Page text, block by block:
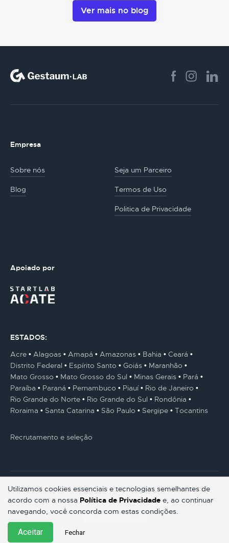
Ver mais no blog
Utilizamos cookies essenciais e tecnologias semelhantes de
acordo com a nossa Política de Privacidade e, ao continuar
navegando, você concorda com estas condições.
Aceitar Fechar
Empresa
Sobre nós Seja um Parceiro
Blog Termos de Uso
Politica de Privacidade
Apoiado por
ESTADOS:
Acre
Alagoas Amapá Amazonas Bahia
Ceará
Distrito Federal
Espírito Santo Goiás
Maranhão
Mato Grosso
Mato Grosso do Sul Minas Gerais
Pará
Paraíba
Paraná Pernambuco Piauí
Rio de Janeiro
Rio Grande do Norte
Rio Grande do Sul
Rondônia
Roraima
Santa Catarina São Paulo Sergipe Tocantins
Recrutamento e seleção
© Gestaum Lab ® Todos os direitos reservados.